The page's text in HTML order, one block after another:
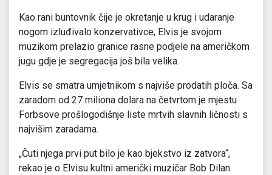
Kao rani buntovnik čije je okretanje u krug i udaranje
nogom izluđivalo konzervativce, Elvis je svojom
muzikom prelazio granice rasne podjele na američkom
jugu gdje je segregacija još bila velika.
Elvis se smatra umjetnikom s najviše prodatih ploča. Sa
zaradom od 27 miliona dolara na četvrtom je mjestu
Forbsove prošlogodišnje liste mrtvih slavnih ličnosti s
najvišim zaradama.
„Čuti njega prvi put bilo je kao bjekstvo iz zatvora“,
rekao je o Elvisu kultni američki muzičar Bob Dilan.